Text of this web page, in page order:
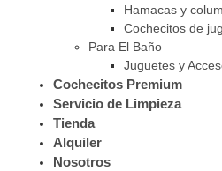
Hamacas y
Cochecitos de
Para El Baño
Juguetes y
Cochecitos Premium
Servicio de Limpieza
Tienda
Alquiler
Nosotros